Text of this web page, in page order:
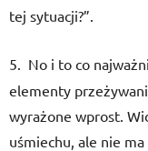
tej sytuacji?”.
5. No i to co
elementy
wyrażone wprost.
uśmiechu, ale nie ma